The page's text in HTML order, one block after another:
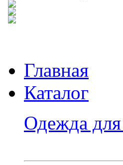
Главная
Каталог
Одежда